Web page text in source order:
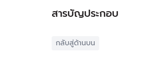
สารบัญประกอบ
กลับสู่ด้านบน